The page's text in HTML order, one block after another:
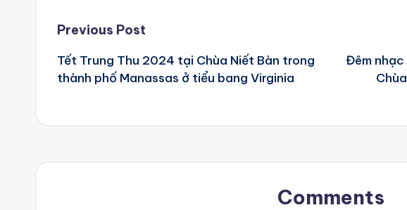
Post
navigation
Previous Post
Tết Trung Thu 2024 tại Chùa Niết Bàn trong
thành phố Manassas ở tiểu bang Virginia
Đêm nhạc
Comments